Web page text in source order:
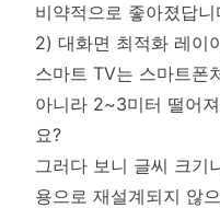
비약적으로 좋아졌답니
2) 대화면 최적화 레이
스마트 TV는 스마트폰
아니라 2~3미터 떨어
요?
그러다 보니 글씨 크기
용으로 재설계되지 않